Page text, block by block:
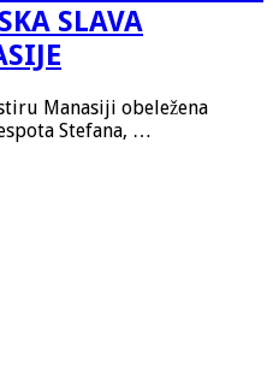
SLAVA
Manasiji obeležena
Stefana, …